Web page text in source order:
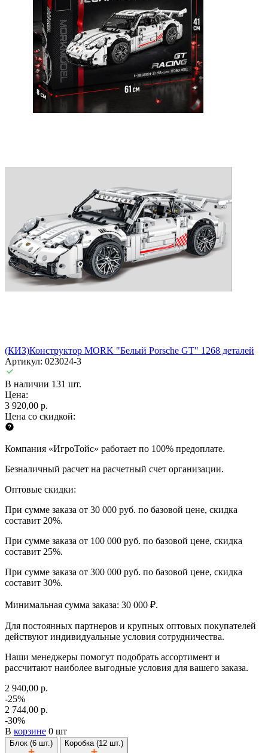
(КИЗ)Конструктор MORK "Белый Porsche GT" 1268 деталей
Артикул: 023024-3
В наличии 131 шт.
Цена:
3 920,00 р.
Цена со скидкой:
Компания «ИгроТойс» работает по 100% предоплате.
Безналичный расчет на расчетный счет организации.
Оптовые скидки:
При сумме заказа от 30 000 руб. по базовой цене, скидка
составит 20%.
При сумме заказа от 100 000 руб. по базовой цене, скидка
составит 25%.
При сумме заказа от 300 000 руб. по базовой цене, скидка
составит 30%.
Минимальная сумма заказа: 30 000 ₽.
Для постоянных партнеров и крупных оптовых покупателей
действуют индивидуальные условия сотрудничества.
Наши менеджеры помогут подобрать ассортимент и
рассчитают наиболее выгодные условия для вашего заказа.
2 940,00 р.
-25%
2 744,00 р.
-30%
В корзине 0 шт
Блок (6 шт.) Коробка (12 шт.)